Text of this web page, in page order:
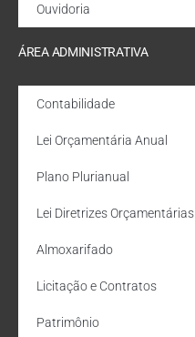
Ouvidoria
ÁREA ADMINISTRATIVA
Contabilidade
Lei Orçamentária Anual
Plano Plurianual
Lei Diretrizes Orçamentárias
Almoxarifado
Licitação e Contratos
Patrimônio